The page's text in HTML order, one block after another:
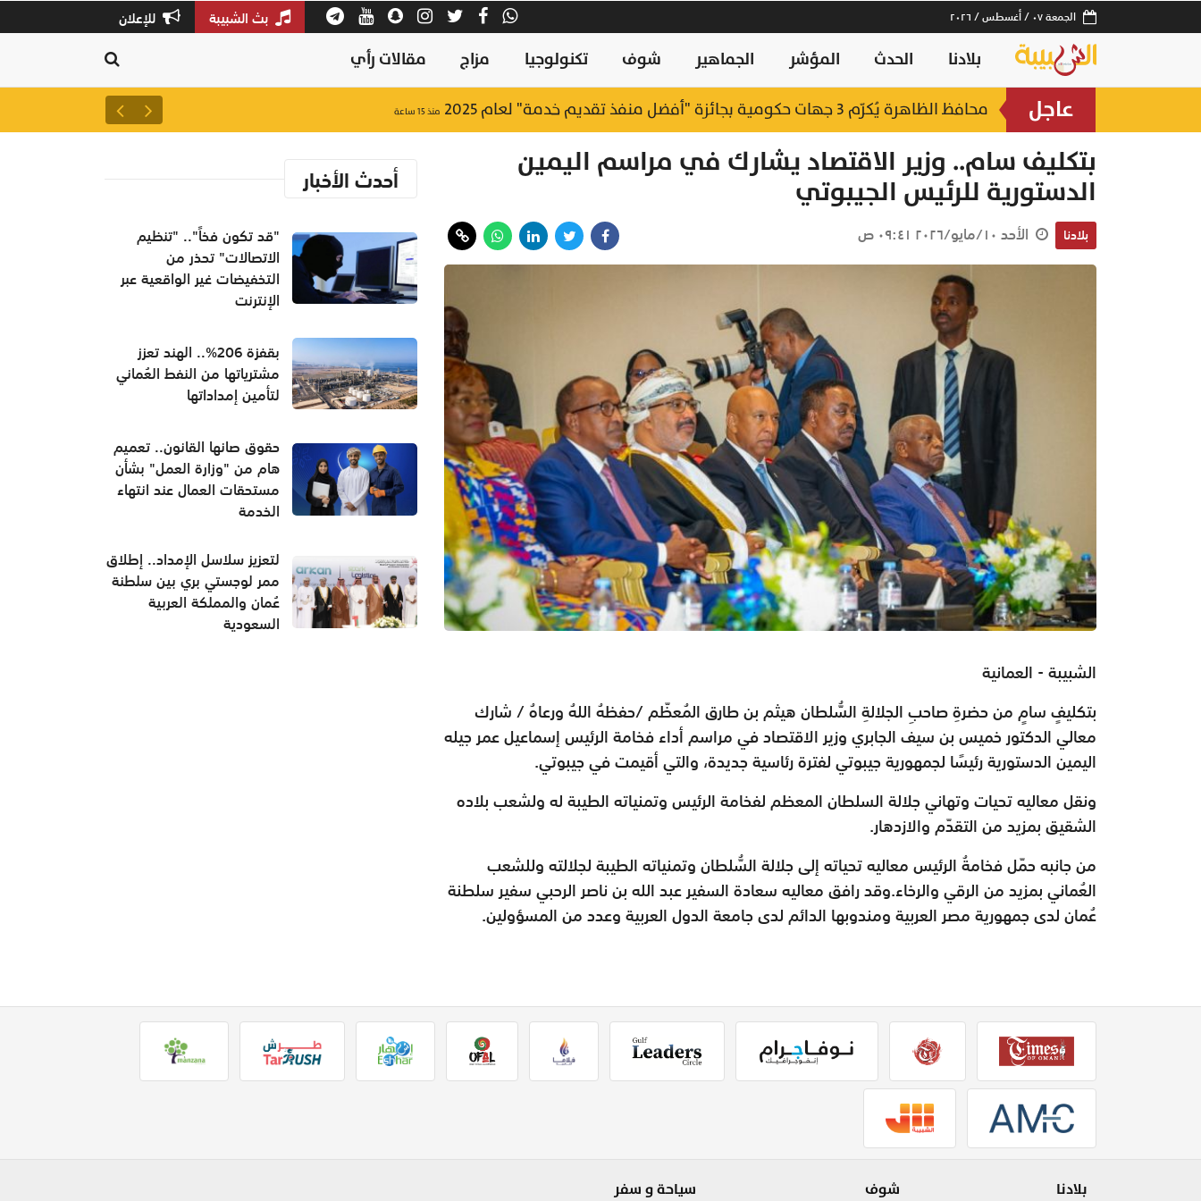
الجمعة ٠٧ / أغسطس / ٢٠٢٦ بث الشبيبة للإعلان
بلادنا الحدث المؤشر الجماهير شوف تكنولوجيا مزاج مقالات رأي
عاجل محافظ الظاهرة يُكرّم 3 جهات حكومية بجائزة "أفضل منفذ تقديم خدمة" لعام 2025 منذ ١٥ ساعة لتعزيز سلاسل الإمداد..
بتكليف سام.. وزير الاقتصاد يشارك في مراسم اليمين
الدستورية للرئيس الجيبوتي
بلادنا الأحد ١٠/مايو/٢٠٢٦ ٠٩:٤١ ص
الشبيبة - العمانية
بتكليفٍ سامٍ من حضرةِ صاحبِ الجلالةِ السُّلطان هيثم بن طارق المُعظّم /حفظهُ اللهُ ورعاهُ / شارك
معالي الدكتور خميس بن سيف الجابري وزير الاقتصاد في مراسم أداء فخامة الرئيس إسماعيل عمر جيله
اليمين الدستورية رئيسًا لجمهورية جيبوتي لفترة رئاسية جديدة، والتي أقيمت في جيبوتي.
ونقل معاليه تحيات وتهاني جلالة السلطان المعظم لفخامة الرئيس وتمنياته الطيبة له ولشعب بلاده
الشقيق بمزيد من التقدّم والازدهار.
من جانبه حمّل فخامةُ الرئيس معاليه تحياته إلى جلالة السُّلطان وتمنياته الطيبة لجلالته وللشعب
العُماني بمزيد من الرقي والرخاء.وقد رافق معاليه سعادة السفير عبد الله بن ناصر الرحبي سفير سلطنة
عُمان لدى جمهورية مصر العربية ومندوبها الدائم لدى جامعة الدول العربية وعدد من المسؤولين.
أحدث الأخبار
"قد تكون فخاً".. "تنظيم
الاتصالات" تحذر من
التخفيضات غير الواقعية عبر
الإنترنت
بقفزة 206%.. الهند تعزز
مشترياتها من النفط العُماني
لتأمين إمداداتها
حقوق صانها القانون.. تعميم
هام من "وزارة العمل" بشأن
مستحقات العمال عند انتهاء
الخدمة
لتعزيز سلاسل الإمداد.. إطلاق
ممر لوجستي بري بين سلطنة
عُمان والمملكة العربية
السعودية
بلادنا شوف سياحة و سفر